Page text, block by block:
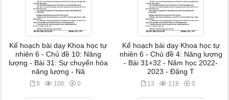
Kế hoạch bài dạy Khoa học tự
nhiên 6 - Chủ đề 10: Năng
lượng - Bài 31: Sự chuyển hóa
năng lượng - Nă
8 106 0
Kế hoạch bài dạy Khoa học tự
nhiên 6 - Chủ đề 4: Năng lượng
- Bài 31+32 - Năm học 2022-
2023 - Đặng T
13 118 0